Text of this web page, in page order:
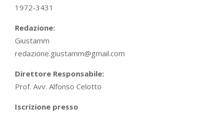
1972-3431
Redazione:
Giustamm
redazione.giustamm@gmail.com
Direttore Responsabile:
Prof. Avv. Alfonso Celotto
Iscrizione presso